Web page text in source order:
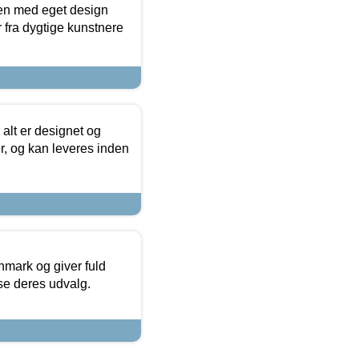
med eget design
dygtige kunstnere
er designet og
og kan leveres inden
og giver fuld
deres udvalg.